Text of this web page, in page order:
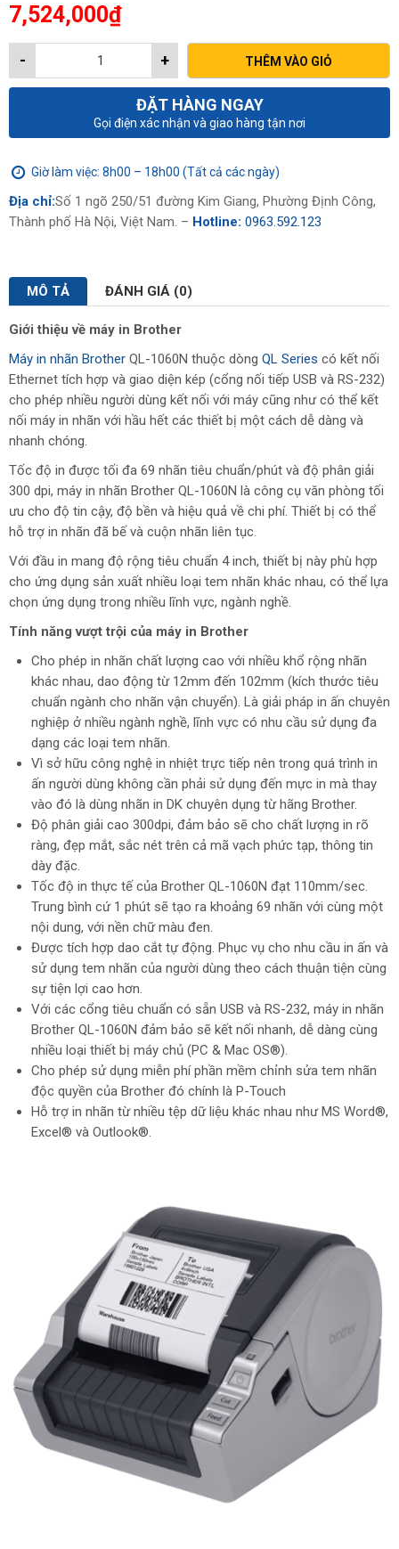
7,524,000₫
+
- THÊM VÀO GIỎ
ĐẶT HÀNG NGAY
Gọi điện xác nhận và giao hàng tận nơi
Giờ làm việc: 8h00 – 18h00 (Tất cả các ngày)
Địa chỉ:Số 1 ngõ 250/51 đường Kim Giang, Phường Định Công,
Thành phố Hà Nội, Việt Nam. – Hotline: 0963.592.123
MÔ TẢ ĐÁNH GIÁ (0)
Giới thiệu về máy in Brother
Máy in nhãn Brother QL-1060N thuộc dòng QL Series có kết nối
Ethernet tích hợp và giao diện kép (cổng nối tiếp USB và RS-232)
cho phép nhiều người dùng kết nối với máy cũng như có thể kết
nối máy in nhãn với hầu hết các thiết bị một cách dễ dàng và
nhanh chóng.
Tốc độ in được tối đa 69 nhãn tiêu chuẩn/phút và độ phân giải
300 dpi, máy in nhãn Brother QL-1060N là công cụ văn phòng tối
ưu cho độ tin cậy, độ bền và hiệu quả về chi phí. Thiết bị có thể
hỗ trợ in nhãn đã bế và cuộn nhãn liên tục.
Với đầu in mang độ rộng tiêu chuẩn 4 inch, thiết bị này phù hợp
cho ứng dụng sản xuất nhiều loại tem nhãn khác nhau, có thể lựa
chọn ứng dụng trong nhiều lĩnh vực, ngành nghề.
Tính năng vượt trội của máy in Brother
Cho phép in nhãn chất lượng cao với nhiều khổ rộng nhãn
khác nhau, dao động từ 12mm đến 102mm (kích thước tiêu
chuẩn ngành cho nhãn vận chuyển). Là giải pháp in ấn chuyên
nghiệp ở nhiều ngành nghề, lĩnh vực có nhu cầu sử dụng đa
dạng các loại tem nhãn.
Vì sở hữu công nghệ in nhiệt trực tiếp nên trong quá trình in
ấn người dùng không cần phải sử dụng đến mực in mà thay
vào đó là dùng nhãn in DK chuyên dụng từ hãng Brother.​
Độ phân giải cao 300dpi, đảm bảo sẽ cho chất lượng in rõ
ràng, đẹp mắt, sắc nét trên cả mã vạch phức tạp, thông tin
dày đặc.
Tốc độ in thực tế của Brother QL-1060N đạt 110mm/sec.
Trung bình cứ 1 phút sẽ tạo ra khoảng 69 nhãn với cùng một
nội dung, với nền chữ màu đen.
Được tích hợp dao cắt tự động. Phục vụ cho nhu cầu in ấn và
sử dụng tem nhãn của người dùng theo cách thuận tiện cùng
sự tiện lợi cao hơn.​
Với các cổng tiêu chuẩn có sẵn USB và RS-232, máy in nhãn
Brother QL-1060N đảm bảo sẽ kết nối nhanh, dễ dàng cùng
nhiều loại thiết bị máy chủ (PC & Mac OS®).
Cho phép sử dụng miễn phí phần mềm chỉnh sửa tem nhãn
độc quyền của Brother đó chính là P-Touch
Hỗ trợ in nhãn từ nhiều tệp dữ liệu khác nhau như MS Word®,
Excel® và Outlook®.